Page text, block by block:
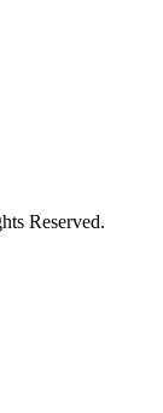
Reserved.